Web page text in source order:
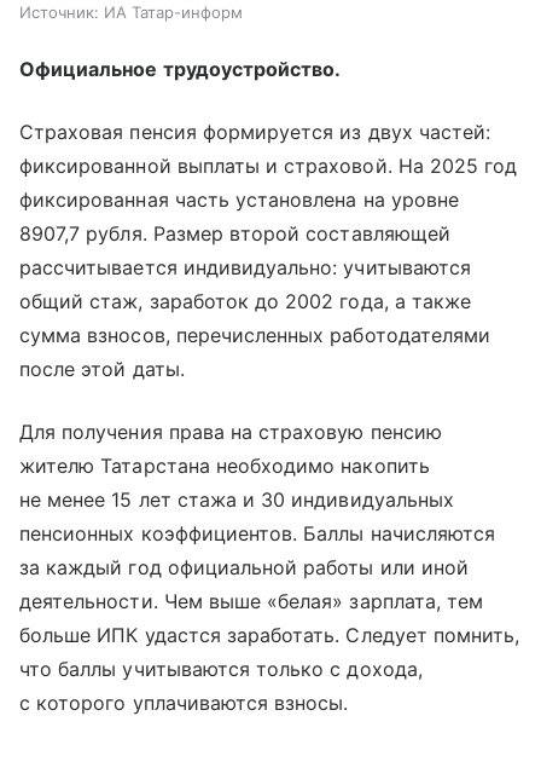
Источник: ИА Татар-информ
Официальное трудоустройство.
Страховая пенсия формируется из двух частей:
фиксированной выплаты и страховой. На 2025 год
фиксированная часть установлена на уровне
8907,7 рубля. Размер второй составляющей
рассчитывается индивидуально: учитываются
общий стаж, заработок до 2002 года, а также
сумма взносов, перечисленных работодателями
после этой даты.
Для получения права на страховую пенсию
жителю Татарстана необходимо накопить
не менее 15 лет стажа и 30 индивидуальных
пенсионных коэффициентов. Баллы начисляются
за каждый год официальной работы или иной
деятельности. Чем выше «белая» зарплата, тем
больше ИПК удастся заработать. Следует помнить,
что баллы учитываются только с дохода,
с которого уплачиваются взносы.